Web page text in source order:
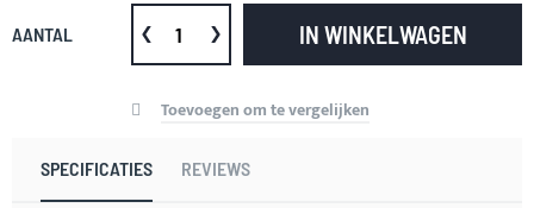
AANTAL IN WINKELWAGEN
Toevoegen om te vergelijken
SPECIFICATIES REVIEWS